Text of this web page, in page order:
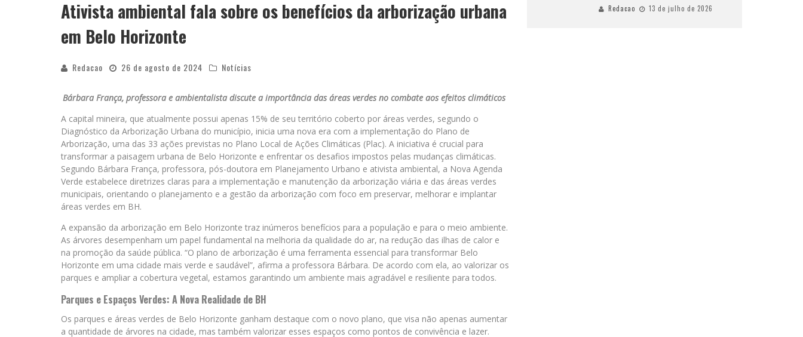
Ativista ambiental fala sobre os benefícios da arborização urbana
em Belo Horizonte
Redacao 26 de agosto de 2024 Notícias
Bárbara França, professora e ambientalista discute a importância das áreas verdes no combate aos efeitos climáticos
A capital mineira, que atualmente possui apenas 15% de seu território coberto por áreas verdes, segundo o
Diagnóstico da Arborização Urbana do município, inicia uma nova era com a implementação do Plano de
Arborização, uma das 33 ações previstas no Plano Local de Ações Climáticas (Plac). A iniciativa é crucial para
transformar a paisagem urbana de Belo Horizonte e enfrentar os desafios impostos pelas mudanças climáticas.
Segundo Bárbara França, professora, pós-doutora em Planejamento Urbano e ativista ambiental, a Nova Agenda
Verde estabelece diretrizes claras para a implementação e manutenção da arborização viária e das áreas verdes
municipais, orientando o planejamento e a gestão da arborização com foco em preservar, melhorar e implantar
áreas verdes em BH.
A expansão da arborização em Belo Horizonte traz inúmeros benefícios para a população e para o meio ambiente.
As árvores desempenham um papel fundamental na melhoria da qualidade do ar, na redução das ilhas de calor e
na promoção da saúde pública. “O plano de arborização é uma ferramenta essencial para transformar Belo
Horizonte em uma cidade mais verde e saudável”, afirma a professora Bárbara. De acordo com ela, ao valorizar os
parques e ampliar a cobertura vegetal, estamos garantindo um ambiente mais agradável e resiliente para todos.
Parques e Espaços Verdes: A Nova Realidade de BH
Os parques e áreas verdes de Belo Horizonte ganham destaque com o novo plano, que visa não apenas aumentar
a quantidade de árvores na cidade, mas também valorizar esses espaços como pontos de convivência e lazer.
Redacao 13 de julho de 2026